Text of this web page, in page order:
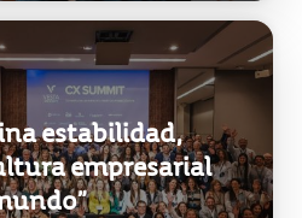
estabilidad,
empresarial